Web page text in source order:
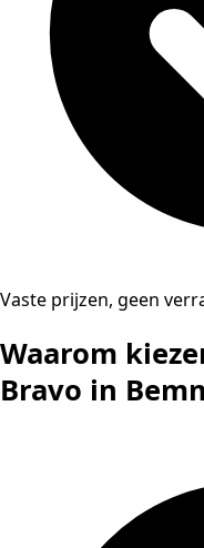
Vaste prijzen, geen
Waarom
Bravo in